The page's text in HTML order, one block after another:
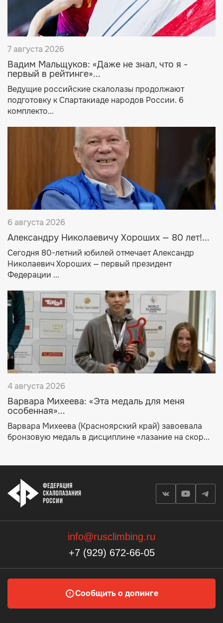
7 августа 2026
Вадим Мальщуков: «Даже не знал, что я -
первый в рейтинге»...
Ведущие российские скалолазы продолжают
подготовку к Спартакиаде народов России. 6
комплекто...
6 августа 2026
Александру Николаевичу Хороших — 80 лет!...
Сегодня 80-летний юбилей отмечает Александр
Николаевич Хороших — первый президент
Федерации ...
4 августа 2026
Варвара Михеева: «Эта медаль для меня
особенная»...
Варвара Михеева (Красноярский край) завоевала
бронзовую медаль в дисциплине «лазание на скор...
info@rusclimbing.ru
+7 (929) 672-66-05
Сообщить о допинге